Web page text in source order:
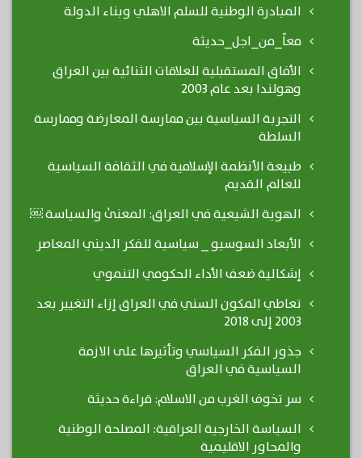
المبادرة الوطنية للسلم الاهلي وبناء الدولة
معاً_من_اجل_حديثة
الأفاق المستقبلية للعلاقات الثنائية بين العراق
وهولندا بعد عام 2003
التجربة السياسية بين ممارسة المعارضة وممارسة
السلطة
طبيعة الأنظمة الإسلامية في الثقافة السياسية
للعالم القديم
الهوية الشيعية في العراق: المعنىٰ والسياسة ￼
الأبعاد السوسيو _ سياسية للفكر الديني المعاصر
إشكالية ضعف الأداء الحكومي التنموي
تعاطي المكون السني في العراق إزاء التغيير بعد
2003 إلى 2018
جذور الفكر السياسي وتأثيرها على الازمة
السياسية في العراق
سر تخوف الغرب من الاسلام: قراءة حديثة
السياسة الخارجية العراقية: المصلحة الوطنية
والمحاور الاقليمية